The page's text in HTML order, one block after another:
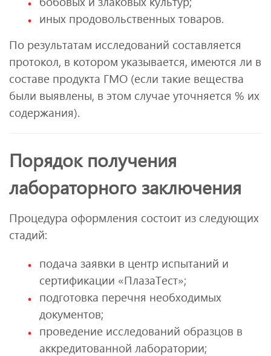
иных продовольственных товаров.
По результатам исследований составляется
протокол, в котором указывается, имеются ли в
составе продукта ГМО (если такие вещества
были выявлены, в этом случае уточняется % их
содержания).
Порядок получения
лабораторного заключения
Процедура оформления состоит из следующих
стадий:
подача заявки в центр испытаний и
сертификации «ПлазаТест»;
подготовка перечня необходимых
документов;
проведение исследований образцов в
аккредитованной лаборатории;